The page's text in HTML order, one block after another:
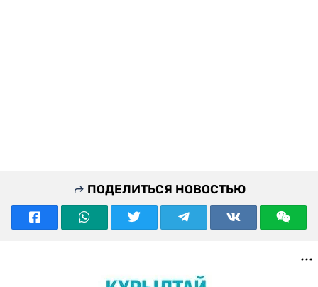
ПОДЕЛИТЬСЯ НОВОСТЬЮ